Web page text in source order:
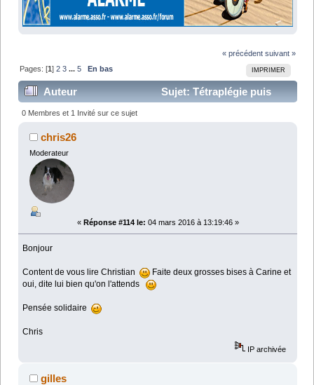
« précédent suivant »
IMPRIMER
Pages: [1]2 3 ...5 En bas
Auteur
Sujet: Tétraplégie puis
AVC (Lu 102375 fois)
0 Membres et 1 Invité sur ce sujet
chris26
Moderateur
« Réponse #114 le: 04 mars 2016 à 13:19:46 »
Bonjour
Content de vous lire Christian
Faite deux grosses bises à Carine et
oui, dite lui bien qu'on l'attends
Pensée solidaire
Chris
IP archivée
gilles